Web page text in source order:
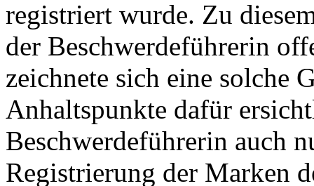
registriert wurde. Zu
der Beschwerdeführerin
zeichnete sich eine solche
Anhaltspunkte dafür
Beschwerdeführerin auch
Registrierung der Marken